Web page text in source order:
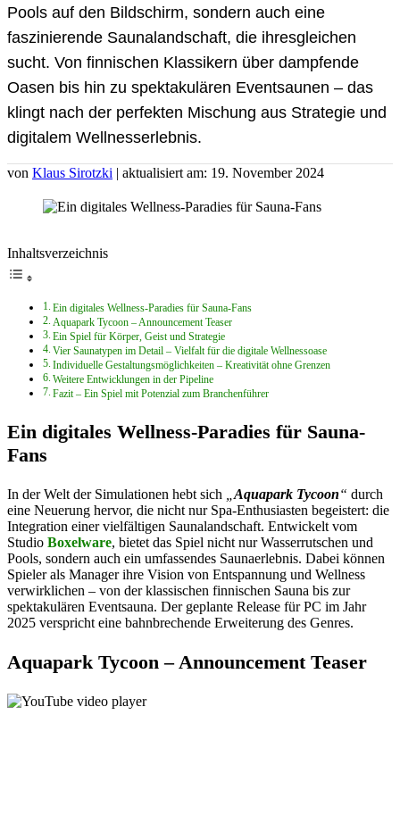
Pools auf den Bildschirm, sondern auch eine
faszinierende Saunalandschaft, die ihresgleichen
sucht. Von finnischen Klassikern über dampfende
Oasen bis hin zu spektakulären Eventsaunen – das
klingt nach der perfekten Mischung aus Strategie und
digitalem Wellnesserlebnis.
von Klaus Sirotzki | aktualisiert am: 19. November 2024
Inhaltsverzeichnis
Ein digitales Wellness-Paradies für Sauna-Fans
Aquapark Tycoon – Announcement Teaser
Ein Spiel für Körper, Geist und Strategie
Vier Saunatypen im Detail – Vielfalt für die digitale Wellnessoase
Individuelle Gestaltungsmöglichkeiten – Kreativität ohne Grenzen
Weitere Entwicklungen in der Pipeline
Fazit – Ein Spiel mit Potenzial zum Branchenführer
Ein digitales Wellness-Paradies für Sauna-
Fans
In der Welt der Simulationen hebt sich Aquapark Tycoon“ durch
eine Neuerung hervor, die nicht nur Spa-Enthusiasten begeistert: die
Integration einer vielfältigen Saunalandschaft. Entwickelt vom
Studio Boxelware, bietet das Spiel nicht nur Wasserrutschen und
Pools, sondern auch ein umfassendes Saunaerlebnis. Dabei können
Spieler als Manager ihre Vision von Entspannung und Wellness
verwirklichen – von der klassischen finnischen Sauna bis zur
spektakulären Eventsauna. Der geplante Release für PC im Jahr
2025 verspricht eine bahnbrechende Erweiterung des Genres.
Aquapark Tycoon – Announcement Teaser